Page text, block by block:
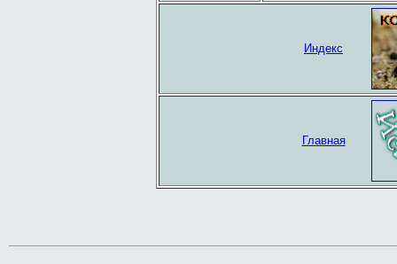
Индекс
Главная